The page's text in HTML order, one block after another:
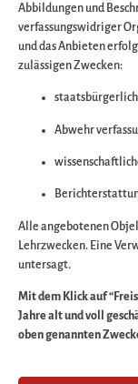
Wir
Abbildungen und
verfassungswidriger
und das Anbieten
zulässigen Zwecken:
Abwehr
Alle angebotenen
Lehrzwecken. Eine
untersagt.
Mit dem Klick auf
Jahre alt und voll
oben genannten